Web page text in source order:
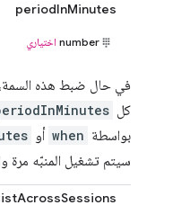
periodInMinutes
number اختياري
كل
بواسطة when أو
سيتم تشغيل المنبّه مرة